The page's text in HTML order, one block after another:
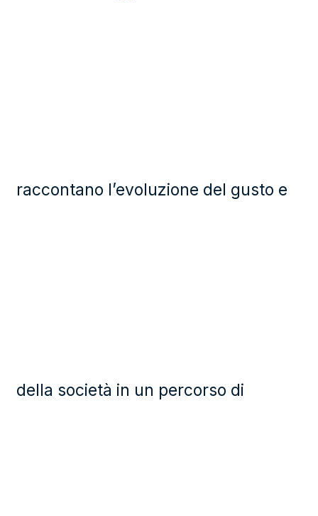
raccontano l’evoluzione del gusto e
della società in un percorso di